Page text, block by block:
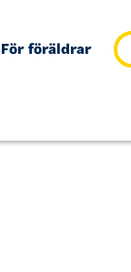
För föräldrar